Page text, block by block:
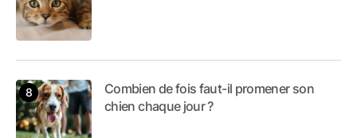
Combien de fois faut-il promener son
chien chaque jour ?